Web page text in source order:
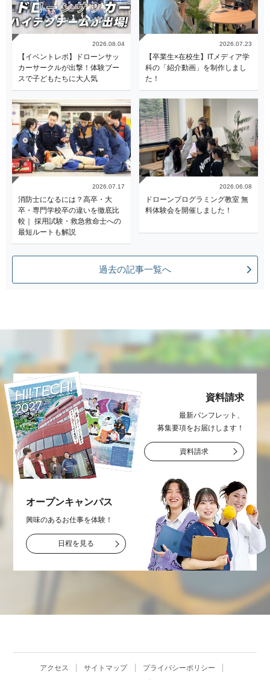
2026.08.04
【イベントレポ】ドローンサッ
カーサークルが出撃！体験ブー
スで子どもたちに大人気
2026.07.23
【卒業生×在校生】ITメディア学
科の「紹介動画」を制作しまし
た！
2026.07.17
消防士になるには？高卒・大
卒・専門学校卒の違いを徹底比
較｜ 採用試験・救急救命士への
最短ルートも解説
2026.06.08
ドローンプログラミング教室 無
料体験会を開催しました！
過去の記事一覧へ
資料請求
最新パンフレット、
募集要項をお届け します！
資料請求
オープンキャンパス
興味のあるお仕事を体験！
日程を見る
アクセス サイトマップ
プライバシーポリシー